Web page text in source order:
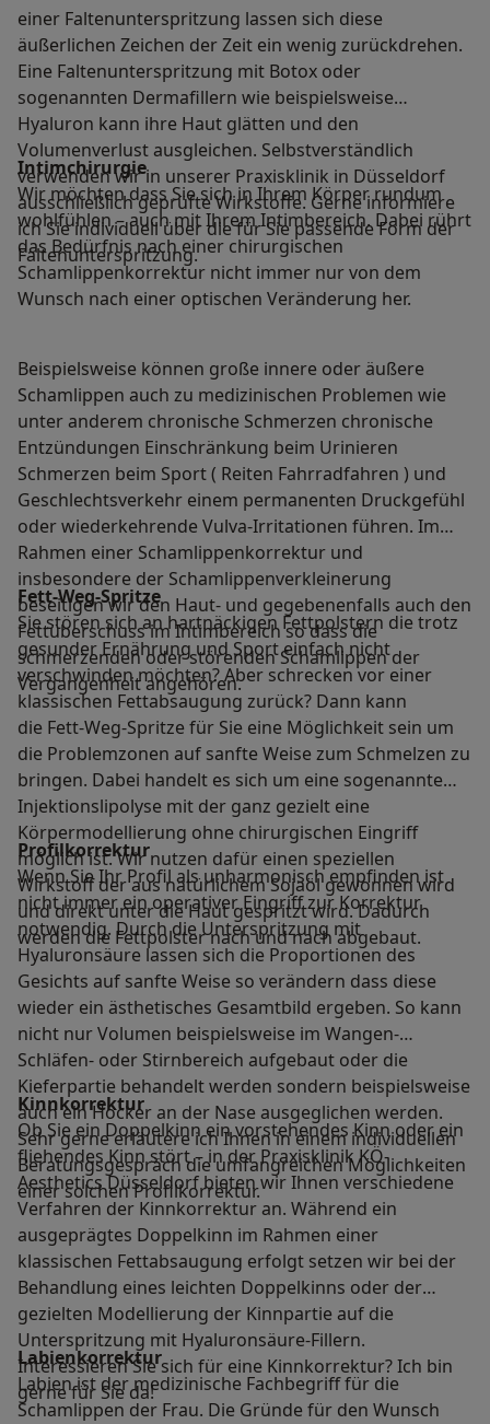
einer Faltenunterspritzung lassen sich diese
äußerlichen Zeichen der Zeit ein wenig zurückdrehen.
Eine Faltenunterspritzung mit Botox oder
sogenannten Dermafillern wie beispielsweise
Hyaluron kann ihre Haut glätten und den
Volumenverlust ausgleichen. Selbstverständlich
verwenden wir in unserer Praxisklinik in Düsseldorf
ausschließlich geprüfte Wirkstoffe. Gerne informiere
ich Sie individuell über die für Sie passende Form der
Faltenunterspritzung.
Intimchirurgie
Wir möchten dass Sie sich in Ihrem Körper rundum
wohlfühlen – auch mit Ihrem Intimbereich. Dabei rührt
das Bedürfnis nach einer chirurgischen
Schamlippenkorrektur nicht immer nur von dem
Wunsch nach einer optischen Veränderung her.
Beispielsweise können große innere oder äußere
Schamlippen auch zu medizinischen Problemen wie
unter anderem chronische Schmerzen chronische
Entzündungen Einschränkung beim Urinieren
Schmerzen beim Sport ( Reiten Fahrradfahren ) und
Geschlechtsverkehr einem permanenten Druckgefühl
oder wiederkehrende Vulva-Irritationen führen. Im
Rahmen einer Schamlippenkorrektur und
insbesondere der Schamlippenverkleinerung
beseitigen wir den Haut- und gegebenenfalls auch den
Fettüberschuss im Intimbereich so dass die
schmerzenden oder störenden Schamlippen der
Vergangenheit angehören.
Fett-Weg-Spritze
Sie stören sich an hartnäckigen Fettpolstern die trotz
gesunder Ernährung und Sport einfach nicht
verschwinden möchten? Aber schrecken vor einer
klassischen Fettabsaugung zurück? Dann kann
die Fett-Weg-Spritze für Sie eine Möglichkeit sein um
die Problemzonen auf sanfte Weise zum Schmelzen zu
bringen. Dabei handelt es sich um eine sogenannte
Injektionslipolyse mit der ganz gezielt eine
Körpermodellierung ohne chirurgischen Eingriff
möglich ist. Wir nutzen dafür einen speziellen
Wirkstoff der aus natürlichem Sojaöl gewonnen wird
und direkt unter die Haut gespritzt wird. Dadurch
werden die Fettpolster nach und nach abgebaut.
Profilkorrektur
Wenn Sie Ihr Profil als unharmonisch empfinden ist
nicht immer ein operativer Eingriff zur Korrektur
notwendig. Durch die Unterspritzung mit
Hyaluronsäure lassen sich die Proportionen des
Gesichts auf sanfte Weise so verändern dass diese
wieder ein ästhetisches Gesamtbild ergeben. So kann
nicht nur Volumen beispielsweise im Wangen-
Schläfen- oder Stirnbereich aufgebaut oder die
Kieferpartie behandelt werden sondern beispielsweise
auch ein Höcker an der Nase ausgeglichen werden.
Sehr gerne erläutere ich Ihnen in einem individuellen
Beratungsgespräch die umfangreichen Möglichkeiten
einer solchen Profilkorrektur.
Kinnkorrektur
Ob Sie ein Doppelkinn ein vorstehendes Kinn oder ein
fliehendes Kinn stört – in der Praxisklinik KÖ-
Aesthetics Düsseldorf bieten wir Ihnen verschiedene
Verfahren der Kinnkorrektur an. Während ein
ausgeprägtes Doppelkinn im Rahmen einer
klassischen Fettabsaugung erfolgt setzen wir bei der
Behandlung eines leichten Doppelkinns oder der
gezielten Modellierung der Kinnpartie auf die
Unterspritzung mit Hyaluronsäure-Fillern.
Interessieren Sie sich für eine Kinnkorrektur? Ich bin
gerne für Sie da!
Labienkorrektur
Labien ist der medizinische Fachbegriff für die
Schamlippen der Frau. Die Gründe für den Wunsch